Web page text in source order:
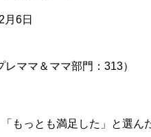
6日
ママ＆ママ部門：313）
もっとも満足した」と選ん